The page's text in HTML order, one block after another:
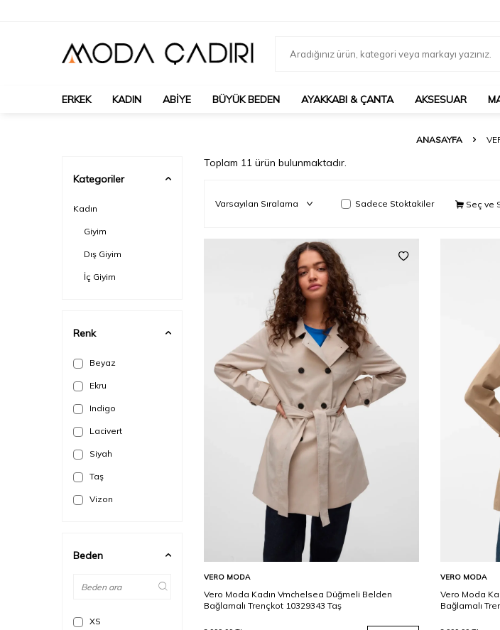
ERKEK KADIN ABIYE BÜYÜK BEDEN AYAKKABI & ÇANTA AKSESUAR
ANASAYFA
Kategoriler
Kadın
Giyim
Dış Giyim
İç Giyim
Renk
Beyaz
Ekru
Indigo
Lacivert
Siyah
Taş
Vizon
Beden
XS
Toplam 11 ürün bulunmaktadır.
Sadece Stoktakiler Seç ve
Sepete Ekle
VERO MODA
Vero Moda Kadın Vmchelsea Düğmeli Belden
Bağlamalı Trençkot 10329343 Taş
VERO MODA
Vero Moda
Bağlamalı